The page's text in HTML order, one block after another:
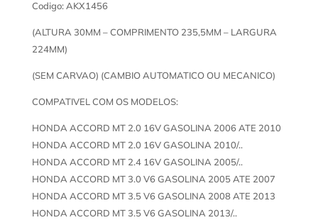
Codigo: AKX1456
(ALTURA 30MM – COMPRIMENTO 235,5MM – LARGURA
224MM)
(SEM CARVAO) (CAMBIO AUTOMATICO OU MECANICO)
COMPATIVEL COM OS MODELOS:
HONDA ACCORD MT 2.0 16V GASOLINA 2006 ATE 2010
HONDA ACCORD MT 2.0 16V GASOLINA 2010/..
HONDA ACCORD MT 2.4 16V GASOLINA 2005/..
HONDA ACCORD MT 3.0 V6 GASOLINA 2005 ATE 2007
HONDA ACCORD MT 3.5 V6 GASOLINA 2008 ATE 2013
HONDA ACCORD MT 3.5 V6 GASOLINA 2013/..